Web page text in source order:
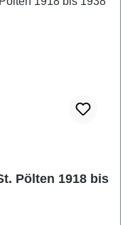
Pölten 1918 bis